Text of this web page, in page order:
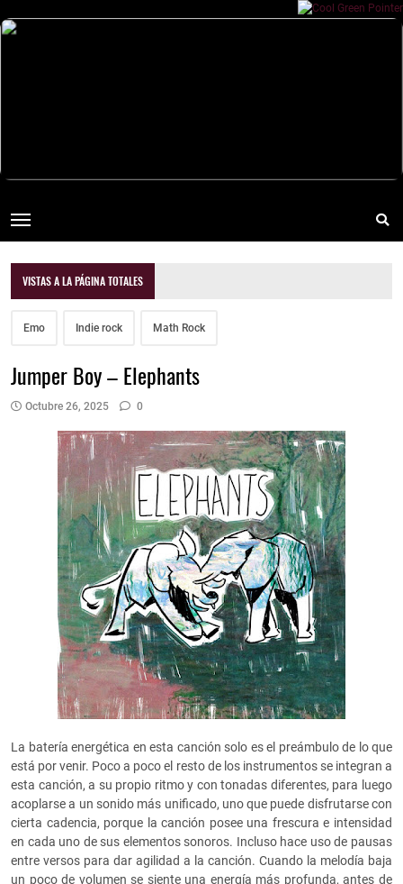
VISTAS A LA PÁGINA TOTALES
Emo Indie rock Math Rock
Jumper Boy – Elephants
Octubre 26, 2025 0
La batería energética en esta canción solo es el preámbulo de lo que
está por venir. Poco a poco el resto de los instrumentos se integran a
esta canción, a su propio ritmo y con tonadas diferentes, para luego
acoplarse a un sonido más unificado, uno que puede disfrutarse con
cierta cadencia, porque la canción posee una frescura e intensidad
en cada uno de sus elementos sonoros. Incluso hace uso de pausas
entre versos para dar agilidad a la canción. Cuando la melodía baja
un poco de volumen se siente una energía más profunda, antes de